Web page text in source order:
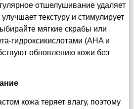
отшелушивание удаляет
текстуру и стимулирует
мягкие скрабы или
гидроксикислотами (AHA и
обновлению кожи без
кожа теряет влагу, поэтому